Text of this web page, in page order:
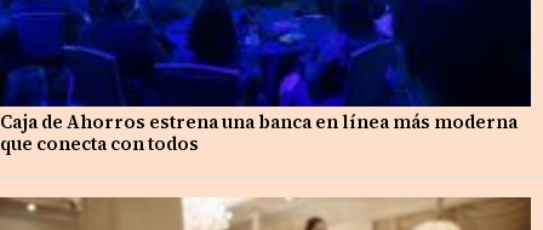
Caja de Ahorros estrena una banca en línea más moderna
que conecta con todos